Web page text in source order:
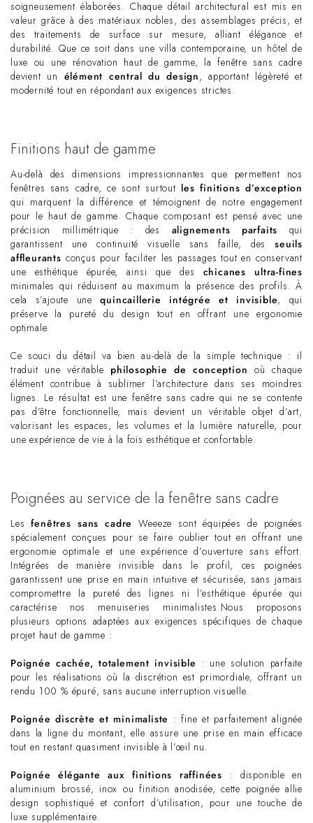
soigneusement élaborées. Chaque détail architectural est mis en
valeur grâce à des matériaux nobles, des assemblages précis, et
des traitements de surface sur mesure, alliant élégance et
durabilité. Que ce soit dans une villa contemporaine, un hôtel de
luxe ou une rénovation haut de gamme, la fenêtre sans cadre
devient un élément central du design, apportant légèreté et
modernité tout en répondant aux exigences strictes.
Finitions haut de gamme
Au-delà des dimensions impressionnantes que permettent nos
fenêtres sans cadre, ce sont surtout les finitions d’exception
qui marquent la différence et témoignent de notre engagement
pour le haut de gamme. Chaque composant est pensé avec une
précision millimétrique : des alignements parfaits qui
garantissent une continuité visuelle sans faille, desseuils
affleurants conçus pour faciliter les passages tout en conservant
une esthétique épurée, ainsi que des chicanes ultra-fines
minimales qui réduisent au maximum la présence des profils. À
cela s’ajoute unequincaillerie intégrée et invisible, qui
préserve la pureté du design tout en offrant une ergonomie
optimale.
Ce souci du détail va bien au-delà de la simple technique : il
traduit une véritable philosophie de conception où chaque
élément contribue à sublimer l’architecture dans ses moindres
lignes. Le résultat est une fenêtre sans cadre qui ne se contente
pas d’être fonctionnelle, mais devient un véritable objet d’art,
valorisant les espaces, les volumes et la lumière naturelle, pour
une expérience de vie à la fois esthétique et confortable.
Poignées au service de la fenêtre sans cadre
Lesfenêtres sans cadre Weeeze sont équipées de poignées
spécialement conçues pour se faire oublier tout en offrant une
ergonomie optimale et une expérience d’ouverture sans effort.
Intégrées de manière invisible dans le profil, ces poignées
garantissent une prise en main intuitive et sécurisée, sans jamais
compromettre la pureté des lignes ni l’esthétique épurée qui
caractérise nos menuiseries minimalistes.Nous proposons
plusieurs options adaptées aux exigences spécifiques de chaque
projet haut de gamme :
Poignée cachée, totalement invisible : une solution parfaite
pour les réalisations où la discrétion est primordiale, offrant un
rendu 100 % épuré, sans aucune interruption visuelle.
Poignée discrète et minimaliste : fine et parfaitement alignée
dans la ligne du montant, elle assure une prise en main efficace
tout en restant quasiment invisible à l’œil nu.
Poignée élégante aux finitions raffinées : disponible en
aluminium brossé, inox ou finition anodisée, cette poignée allie
design sophistiqué et confort d’utilisation, pour une touche de
luxe supplémentaire.